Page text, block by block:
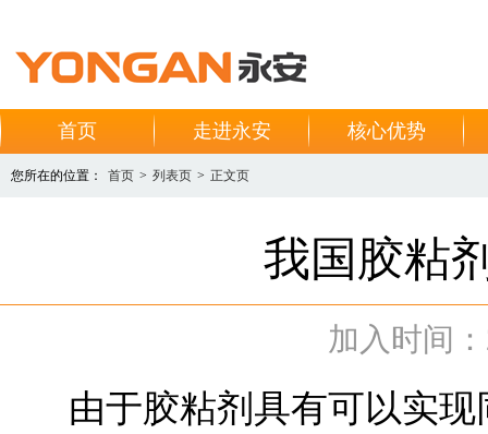
首页 走进永安 核心优势
您所在的位置： 首页 > 列表页 > 正文页
我国胶粘
加入时间
由于胶粘剂具有可以实现